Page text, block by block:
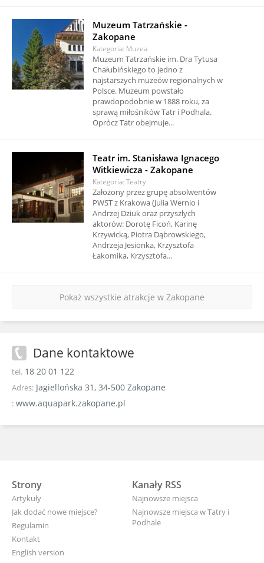
Muzeum Tatrzańskie -
Zakopane
Kategoria: Muzea
Muzeum Tatrzańskie im. Dra Tytusa
Chałubińskiego to jedno z
najstarszych muzeów regionalnych w
Polsce. Muzeum powstało
prawdopodobnie w 1888 roku, za
sprawą miłośników Tatr i Podhala.
Oprócz Tatr obejmuje...
Teatr im. Stanisława Ignacego
Witkiewicza - Zakopane
Kategoria: Teatry
Założony przez grupę absolwentów
PWST z Krakowa (Julia Wernio i
Andrzej Dziuk oraz przyszłych
aktorów: Dorotę Ficoń, Karinę
Krzywicką, Piotra Dąbrowskiego,
Andrzeja Jesionka, Krzysztofa
Łakomika, Krzysztofa...
Pokaż wszystkie atrakcje w Zakopane
Dane kontaktowe
tel. 18 20 01 122
Adres: Jagiellońska 31, 34-500 Zakopane
: www.aquapark.zakopane.pl
Strony
Artykuły
Jak dodać nowe miejsce?
Regulamin
Kontakt
English version
Kanały RSS
Najnowsze miejsca
Najnowsze miejsca w Tatry i
Podhale